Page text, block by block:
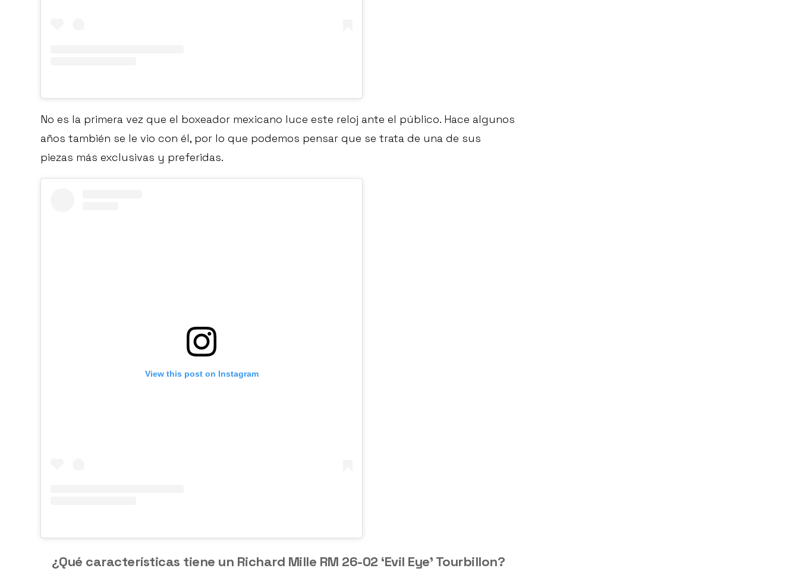
No es la primera vez que el boxeador mexicano luce este reloj ante el público. Hace algunos
años también se le vio con él, por lo que podemos pensar que se trata de una de sus
piezas más exclusivas y preferidas.
View this post on Instagram
¿Qué características tiene un Richard Mille RM 26-02 ‘Evil Eye’ Tourbillon?